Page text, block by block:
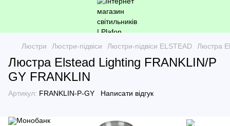
Люстри Люстри-підвіси Люстри-підвіси ELSTEAD Люстра
Люстра Elstead Lighting FRANKLIN/P
GY FRANKLIN
Артикул: FRANKLIN-P-GY Написати відгук